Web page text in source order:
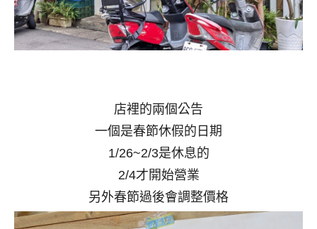
店裡的兩個公告
一個是春節休假的日期
1/26~2/3是休息的
2/4才開始營業
另外春節過後會調整價格